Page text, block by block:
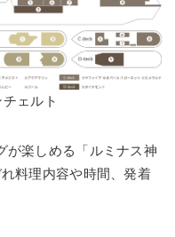
チェルト
が楽しめる「ルミナス神
料理内容や時間、発着